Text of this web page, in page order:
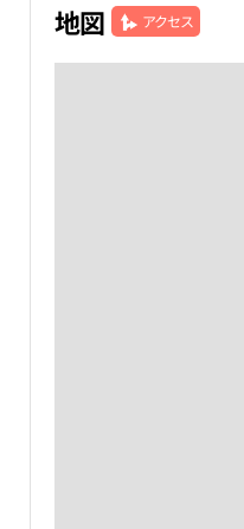
地図 アクセス